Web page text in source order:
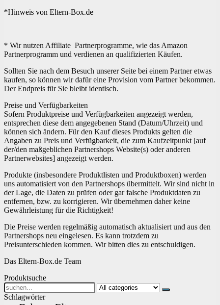
*Hinweis von Eltern-Box.de
* Wir nutzen Affiliate Partnerprogramme, wie das Amazon
Partnerprogramm und verdienen an qualifizierten Käufen.
Sollten Sie nach dem Besuch unserer Seite bei einem Partner etwas
kaufen, so können wir dafür eine Provision vom Partner bekommen.
Der Endpreis für Sie bleibt identisch.
Preise und Verfügbarkeiten
Sofern Produktpreise und Verfügbarkeiten angezeigt werden,
entsprechen diese dem angegebenen Stand (Datum/Uhrzeit) und
können sich ändern. Für den Kauf dieses Produkts gelten die
Angaben zu Preis und Verfügbarkeit, die zum Kaufzeitpunkt [auf
der/den maßgeblichen Partnershops Website(s) oder anderen
Partnerwebsites] angezeigt werden.
Produkte (insbesondere Produktlisten und Produktboxen) werden
uns automatisiert von den Partnershops übermittelt. Wir sind nicht in
der Lage, die Daten zu prüfen oder gar falsche Produktdaten zu
entfernen, bzw. zu korrigieren. Wir übernehmen daher keine
Gewährleistung für die Richtigkeit!
Die Preise werden regelmäßig automatisch aktualisiert und aus den
Partnershops neu eingelesen. Es kann trotzdem zu
Preisunterschieden kommen. Wir bitten dies zu entschuldigen.
Das Eltern-Box.de Team
Produktsuche
Search
for:
Schlagwörter